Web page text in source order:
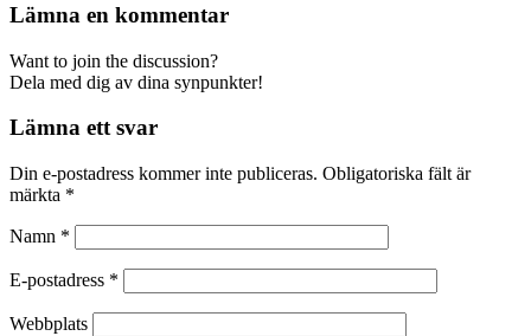
Lämna en kommentar
Want to join the discussion?
Dela med dig av dina synpunkter!
Lämna ett svar
Din e-postadress kommer inte publiceras. Obligatoriska fält är
märkta *
Namn *
E-postadress *
Webbplats